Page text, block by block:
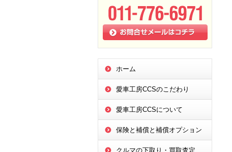
ホーム
愛車工房CCSのこだわり
愛車工房CCSについて
保険と補償と補償オプション
クルマの下取り・買取査定